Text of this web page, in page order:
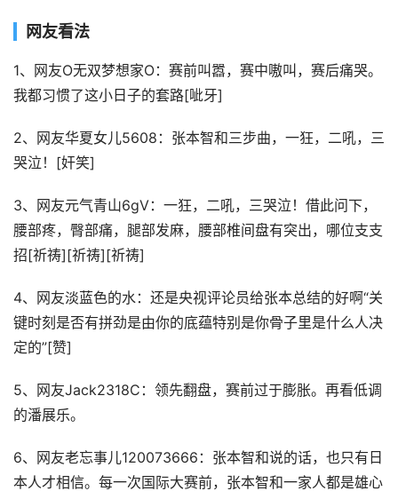
网友看法
1、网友O无双梦想家O：赛前叫嚣，赛中嗷叫，赛后痛哭。
我都习惯了这小日子的套路[呲牙]
2、网友华夏女儿5608：张本智和三步曲，一狂，二吼，三
哭泣！[奸笑]
3、网友元气青山6gV：一狂，二吼，三哭泣！借此问下，
腰部疼，臀部痛，腿部发麻，腰部椎间盘有突出，哪位支支
招[祈祷][祈祷][祈祷]
4、网友淡蓝色的水：还是央视评论员给张本总结的好啊“关
键时刻是否有拼劲是由你的底蕴特别是你骨子里是什么人决
定的”[赞]
5、网友Jack2318C：领先翻盘，赛前过于膨胀。再看低调
的潘展乐。
6、网友老忘事儿120073666：张本智和说的话，也只有日
本人才相信。每一次国际大赛前，张本智和一家人都是雄心